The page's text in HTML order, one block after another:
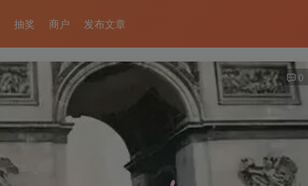
抽奖 商户 发布文章
0